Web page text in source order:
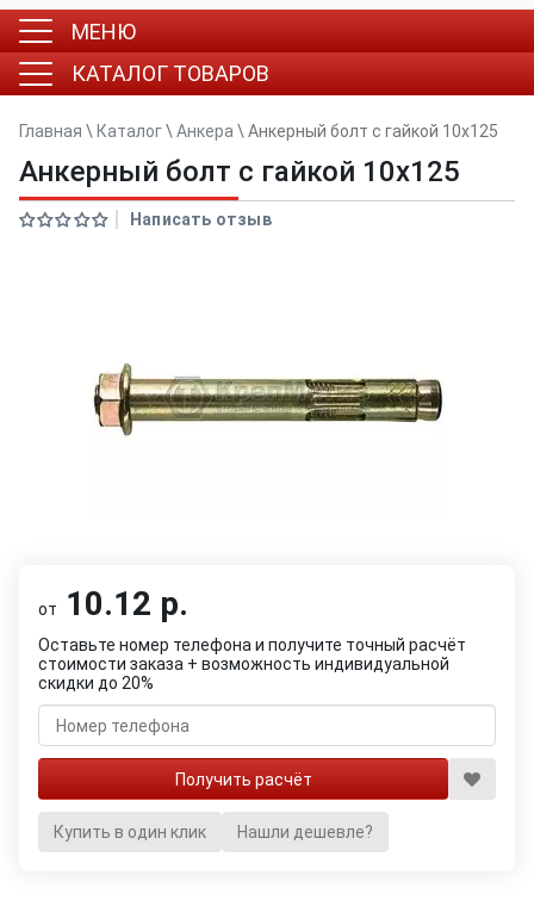
МЕНЮ
КАТАЛОГ ТОВАРОВ
Главная \ Каталог\ Анкера \ Анкерный болт с гайкой 10x125
Анкерный болт с гайкой 10x125
Написать отзыв
от 10.12 р.
Оставьте номер телефона и получите точный расчёт
стоимости заказа + возможность индивидуальной
скидки до 20%
Купить в один клик Нашли дешевле?